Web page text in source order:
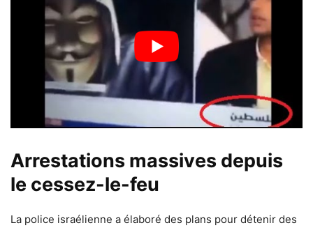
Arrestations massives depuis
le cessez-le-feu
La police israélienne a élaboré des plans pour détenir des